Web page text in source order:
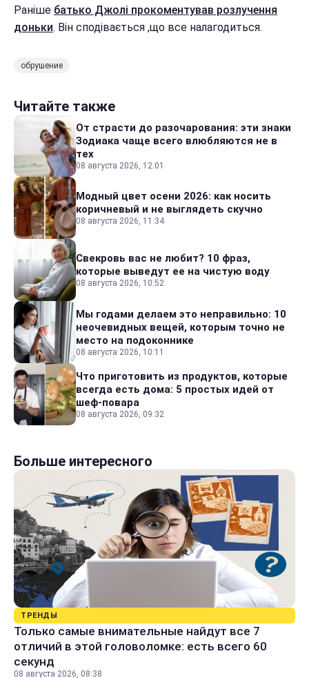
Раніше батько Джолі прокоментував розлучення
доньки. Він сподівається ,що все налагодиться.
обрушение
Читайте также
От страсти до разочарования: эти знаки
Зодиака чаще всего влюбляются не в
тех
08 августа 2026, 12:01
Модный цвет осени 2026: как носить
коричневый и не выглядеть скучно
08 августа 2026, 11:34
Свекровь вас не любит? 10 фраз,
которые выведут ее на чистую воду
08 августа 2026, 10:52
Мы годами делаем это неправильно: 10
неочевидных вещей, которым точно не
место на подоконнике
08 августа 2026, 10:11
Что приготовить из продуктов, которые
всегда есть дома: 5 простых идей от
шеф-повара
08 августа 2026, 09:32
Больше интересного
ТРЕНДЫ
Только самые внимательные найдут все 7
отличий в этой головоломке: есть всего 60
секунд
08 августа 2026, 08:38